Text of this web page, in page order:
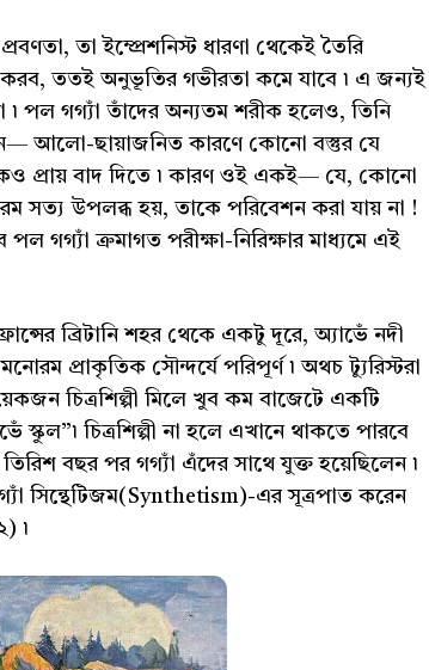
তা ইম্প্রেশনিস্ট ধারণা থেকেই তৈরি
করব, ততই অনুভূতির গভীরতা কমে যাবে ৷ এ জন্যই
৷ পল গগ্যাঁ তাঁদের অন্যতম শরীক হলেও, তিনি
আলো-ছায়াজনিত কারণে কোনো বস্তুর যে
প্রায় বাদ দিতে ৷ কারণ ওই একই— যে, কোনো
সত্য উপলব্ধ হয়, তাকে পরিবেশন করা যায় না !
গগ্যাঁ ক্রমাগত পরীক্ষা-নিরিক্ষার মাধ্যমে এই
ব্রিটানি শহর থেকে একটু দূরে, অ্যাভেঁ নদী
প্রাকৃতিক সৌন্দর্যে পরিপূর্ণ ৷ অথচ ট্যুরিস্টরা
চিত্রশিল্পী মিলে খুব কম বাজেটে একটি
চিত্রশিল্পী না হলে এখানে থাকতে পারবে
বছর পর গগ্যাঁ এঁদের সাথে যুক্ত হয়েছিলেন ৷
সিন্থেটিজম(Synthetism)-এর সূত্রপাত করেন
৷